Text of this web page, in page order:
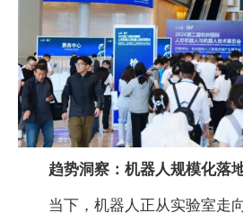
趋势洞察：机器人规模化落
当下，机器人正从实验室走